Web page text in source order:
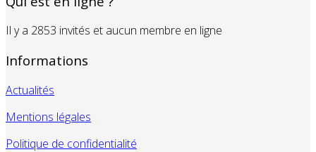
Il y a 2853 invités et aucun membre en ligne
Informations
Actualités
Mentions légales
Politique de confidentialité